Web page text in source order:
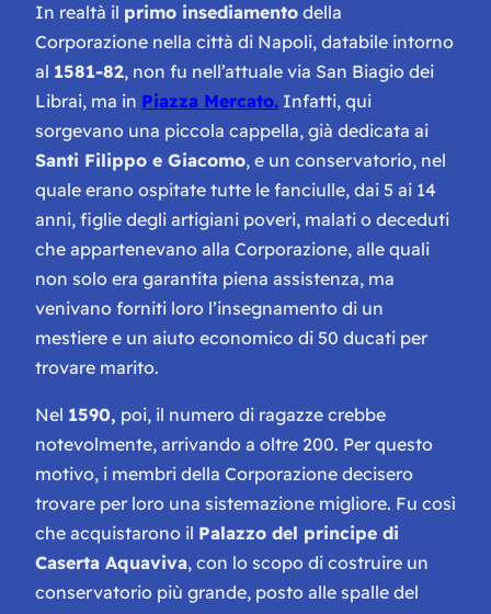
In realtà il primo insediamento della
Corporazione nella città di Napoli, databile intorno
al 1581-82, non fu nell’attuale via San Biagio dei
Librai, ma in Piazza Mercato. Infatti, qui
sorgevano una piccola cappella, già dedicata ai
Santi Filippo e Giacomo, e un conservatorio, nel
quale erano ospitate tutte le fanciulle, dai 5 ai 14
anni, figlie degli artigiani poveri, malati o deceduti
che appartenevano alla Corporazione, alle quali
non solo era garantita piena assistenza, ma
venivano forniti loro l’insegnamento di un
mestiere e un aiuto economico di 50 ducati per
trovare marito.
Nel 1590, poi, il numero di ragazze crebbe
notevolmente, arrivando a oltre 200. Per questo
motivo, i membri della Corporazione decisero
trovare per loro una sistemazione migliore. Fu così
che acquistarono il Palazzo del principe di
Caserta Aquaviva, con lo scopo di costruire un
conservatorio più grande, posto alle spalle del